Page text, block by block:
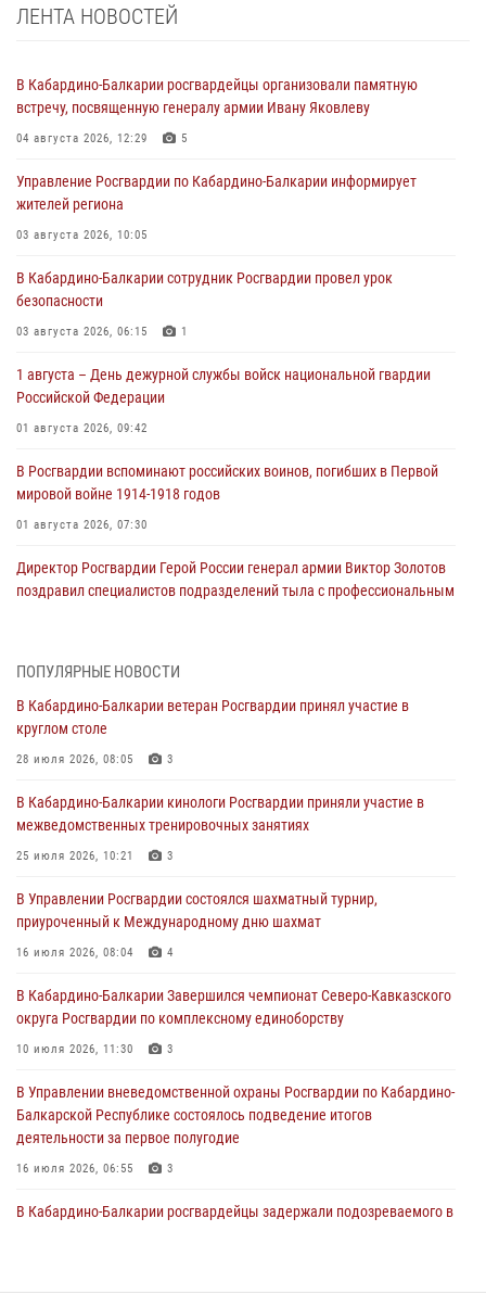
ЛЕНТА НОВОСТЕЙ
В Кабардино-Балкарии росгвардейцы организовали памятную
встречу, посвященную генералу армии Ивану Яковлеву
04 августа 2026, 12:29 5
Управление Росгвардии по Кабардино-Балкарии информирует
жителей региона
03 августа 2026, 10:05
В Кабардино‑Балкарии сотрудник Росгвардии провел урок
безопасности
03 августа 2026, 06:15 1
1 августа – День дежурной службы войск национальной гвардии
Российской Федерации
01 августа 2026, 09:42
В Росгвардии вспоминают российских воинов, погибших в Первой
мировой войне 1914-1918 годов
01 августа 2026, 07:30
Директор Росгвардии Герой России генерал армии Виктор Золотов
поздравил специалистов подразделений тыла с профессиональным
направлении
31 июля 2026, 09:22
генерала армии Виктора Золотова с заместителем полномочного
представителя Президента Российской Федерации в Северо-
Кавказском федеральном округе Виталием Кузнецовым
Управление Росгвардии по Кабардино-Балкарской Республике
информирует
В Кабардино-Балкарии нештатные инструктора подразделений
Росгвардии отработали профессиональные навыки
ПОПУЛЯРНЫЕ НОВОСТИ
В Кабардино-Балкарии ветеран Росгвардии принял участие в
круглом столе
28 июля 2026, 08:05 3
В Кабардино-Балкарии кинологи Росгвардии приняли участие в
межведомственных тренировочных занятиях
25 июля 2026, 10:21 3
В Управлении Росгвардии состоялся шахматный турнир,
приуроченный к Международному дню шахмат
16 июля 2026, 08:04 4
В Кабардино-Балкарии Завершился чемпионат Северо-Кавказского
округа Росгвардии по комплексному единоборству
10 июля 2026, 11:30 3
В Управлении вневедомственной охраны Росгвардии по Кабардино-
Балкарской Республике состоялось подведение итогов
деятельности за первое полугодие
16 июля 2026, 06:55 3
В Кабардино-Балкарии росгвардейцы задержали подозреваемого в